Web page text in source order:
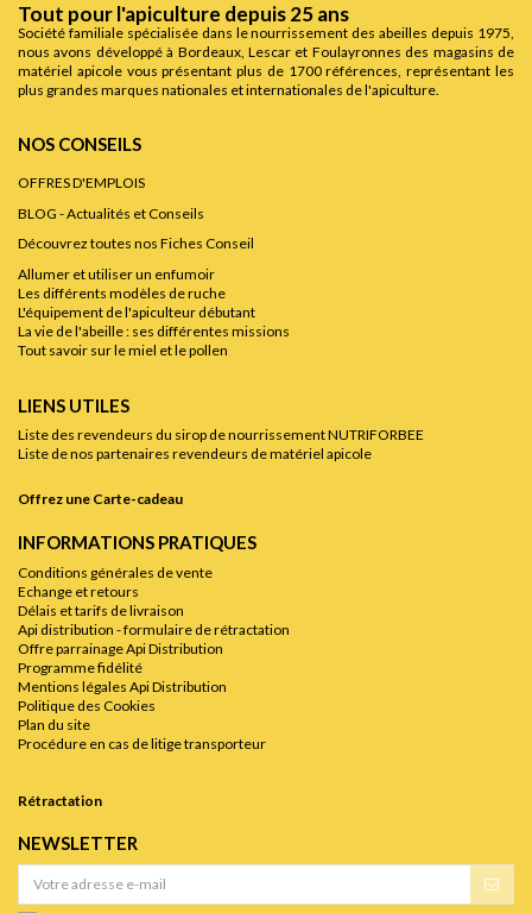
Tout pour l'apiculture depuis 25 ans
Société familiale spécialisée dans le nourrissement des abeilles depuis 1975,
nous avons développé à Bordeaux, Lescar et Foulayronnes des magasins de
matériel apicole vous présentant plus de 1700 références, représentant les
plus grandes marques nationales et internationales de l'apiculture.
NOS CONSEILS
OFFRES D'EMPLOIS
BLOG - Actualités et Conseils
Découvrez toutes nos Fiches Conseil
Allumer et utiliser un enfumoir
Les différents modèles de ruche
L'équipement de l'apiculteur débutant
La vie de l'abeille : ses différentes missions
Tout savoir sur le miel et le pollen
LIENS UTILES
Liste des revendeurs du sirop de nourrissement NUTRIFORBEE
Liste de nos partenaires revendeurs de matériel apicole
Offrez une Carte-cadeau
INFORMATIONS PRATIQUES
Conditions générales de vente
Echange et retours
Délais et tarifs de livraison
Api distribution - formulaire de rétractation
Offre parrainage Api Distribution
Programme fidélité
Mentions légales Api Distribution
Politique des Cookies
Plan du site
Procédure en cas de litige transporteur
Rétractation
NEWSLETTER